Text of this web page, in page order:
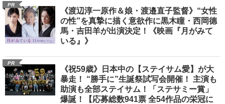
PR
《渡辺淳一原作＆娘・渡邉直子監督》“女性
の性”を真摯に描く意欲作に黒木瞳・西岡德
馬・吉田羊が出演決定！《映画『月がみて
いる』》
PR
《祝59歳》日本中の【ステイサム愛】が大
暴走！ “勝手に”生誕祭試写会開催！ 主演も
助演も全部ステイサム！「ステサミー賞」
爆誕！【応募総数941票 全54作品の栄冠に